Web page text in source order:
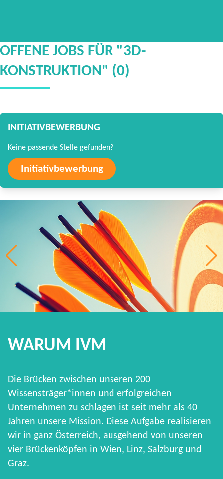
OFFENE JOBS FÜR "3D-
KONSTRUKTION" (0)
INITIATIVBEWERBUNG
Keine passende Stelle gefunden?
Initiativbewerbung
WARUM IVM
Die Brücken zwischen unseren 200
Wissensträger*innen und erfolgreichen
Unternehmen zu schlagen ist seit mehr als 40
Jahren unsere Mission. Diese Aufgabe realisieren
wir in ganz Österreich, ausgehend von unseren
vier Brückenköpfen in Wien, Linz, Salzburg und
Graz.